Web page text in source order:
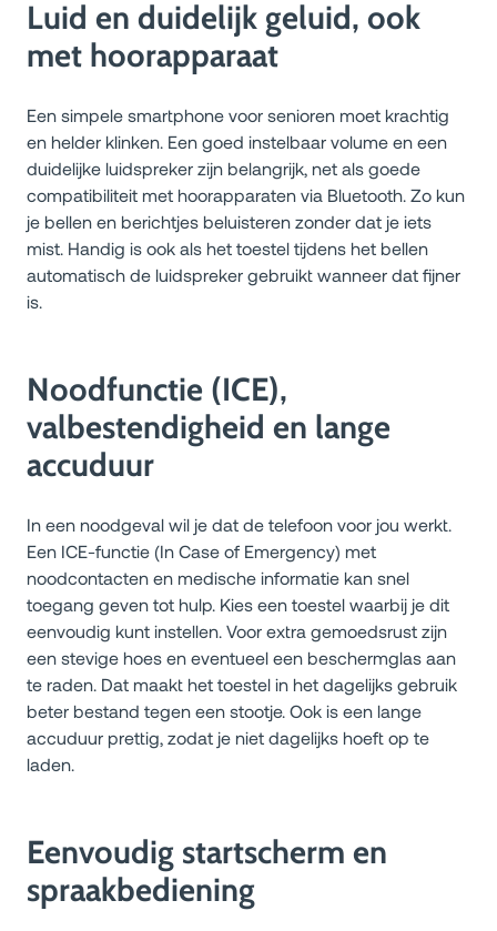
Luid en duidelijk geluid, ook
met hoorapparaat
Een simpele smartphone voor senioren moet krachtig
en helder klinken. Een goed instelbaar volume en een
duidelijke luidspreker zijn belangrijk, net als goede
compatibiliteit met hoorapparaten via Bluetooth. Zo kun
je bellen en berichtjes beluisteren zonder dat je iets
mist. Handig is ook als het toestel tijdens het bellen
automatisch de luidspreker gebruikt wanneer dat fijner
is.
Noodfunctie (ICE),
valbestendigheid en lange
accuduur
In een noodgeval wil je dat de telefoon voor jou werkt.
Een ICE-functie (In Case of Emergency) met
noodcontacten en medische informatie kan snel
toegang geven tot hulp. Kies een toestel waarbij je dit
eenvoudig kunt instellen. Voor extra gemoedsrust zijn
een stevige hoes en eventueel een beschermglas aan
te raden. Dat maakt het toestel in het dagelijks gebruik
beter bestand tegen een stootje. Ook is een lange
accuduur prettig, zodat je niet dagelijks hoeft op te
laden.
Eenvoudig startscherm en
spraakbediening